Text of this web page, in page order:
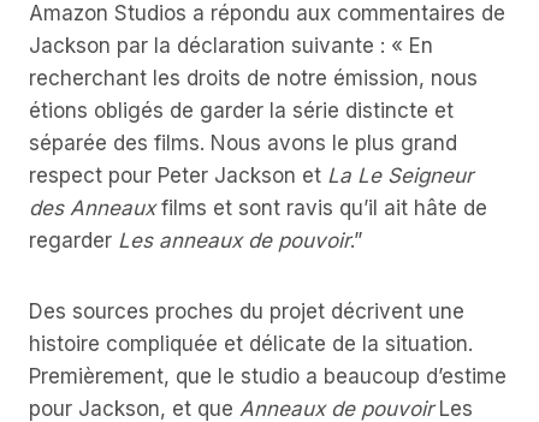
Amazon Studios a répondu aux commentaires de
Jackson par la déclaration suivante : « En
recherchant les droits de notre émission, nous
étions obligés de garder la série distincte et
séparée des films. Nous avons le plus grand
respect pour Peter Jackson et La Le Seigneur
des Anneauxfilms et sont ravis qu’il ait hâte de
regarder Les anneaux de pouvoir.”
Des sources proches du projet décrivent une
histoire compliquée et délicate de la situation.
Premièrement, que le studio a beaucoup d’estime
pour Jackson, et que Anneaux de pouvoirLes